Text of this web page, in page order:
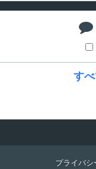

す
プライバシ